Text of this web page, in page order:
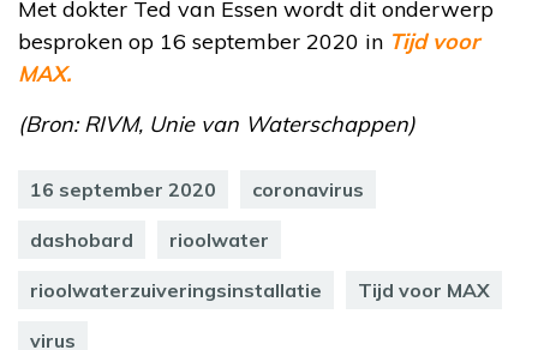
Met dokter Ted van Essen wordt dit onderwerp
besproken op 16 september 2020 in Tijd voor
MAX.
(Bron: RIVM, Unie van Waterschappen)
16 september 2020 coronavirus
dashobard rioolwater
rioolwaterzuiveringsinstallatie Tijd voor MAX
virus